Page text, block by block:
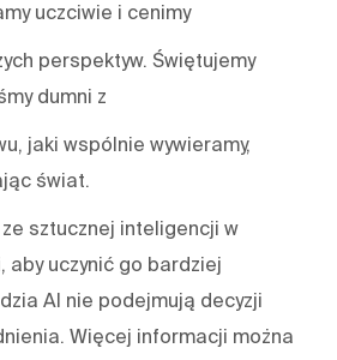
uczciwie i cenimy
perspektyw. Świętujemy
dumni z
jaki wspólnie wywieramy,
świat.
ze sztucznej inteligencji w
uczynić go bardziej
AI nie podejmują decyzji
Więcej informacji można